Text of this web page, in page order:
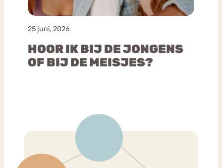
25 juni, 2026
HOOR IK BIJ DE JONGENS
OF BIJ DE MEISJES?